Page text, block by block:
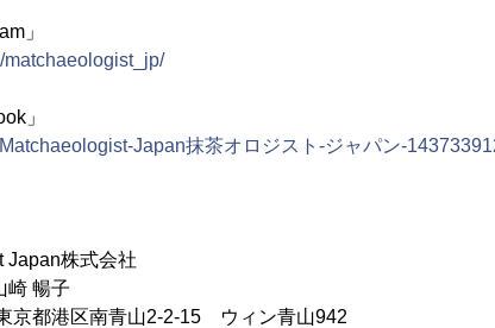
」
matchaeologist_jp/
」
Japan抹茶オロジスト-ジャパン-
株式会社
暢子
都港区南青山2-2-15 ウィン青山942